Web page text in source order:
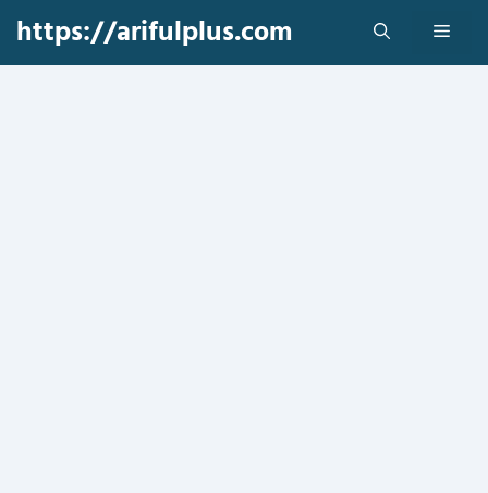
content
https://arifulplus.com Menu